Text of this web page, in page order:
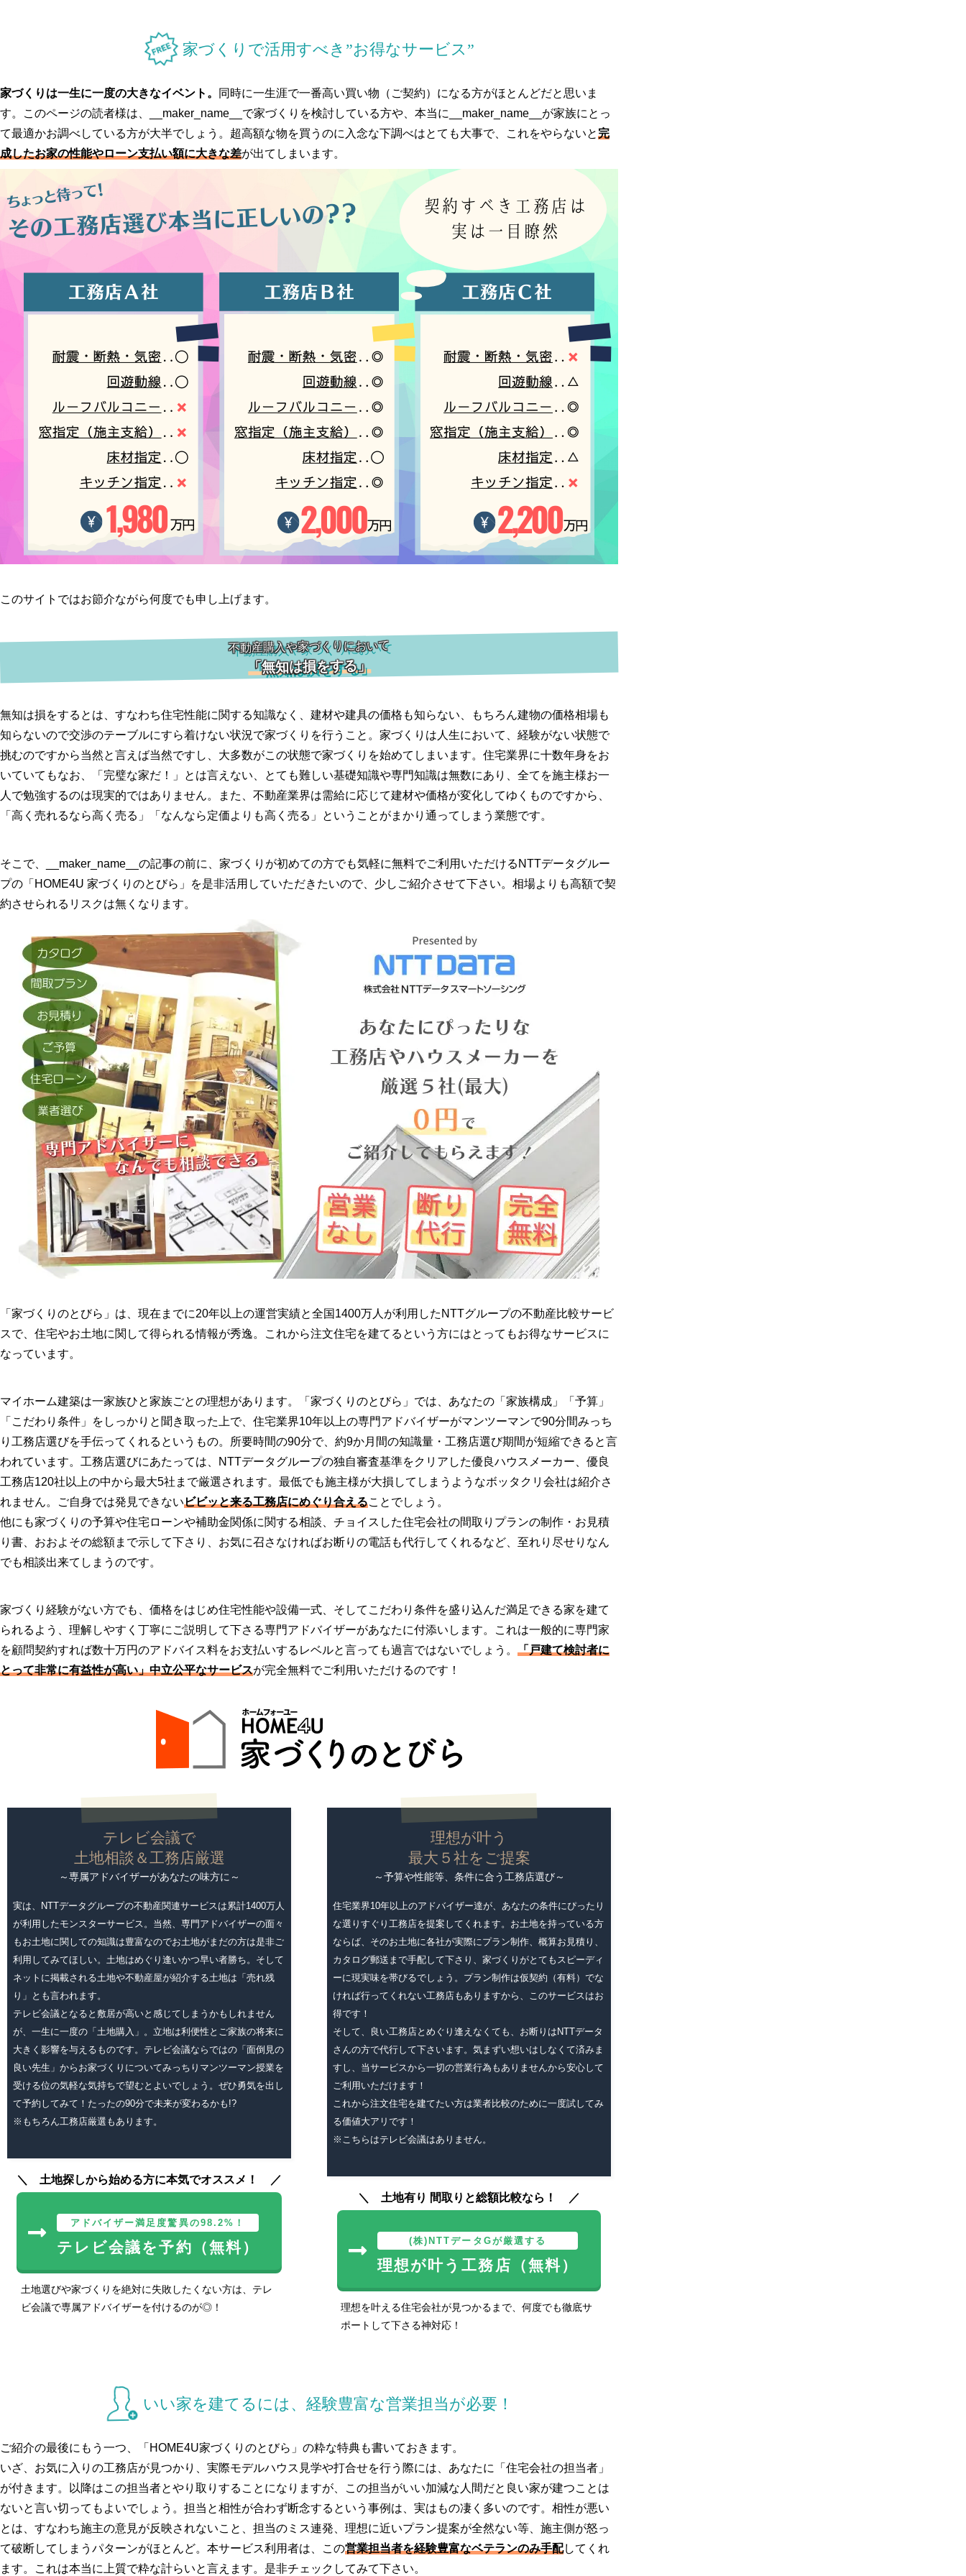
家づくりで活用すべき”お得なサービス”
家づくりは一生に一度の大きなイベント。
同時に一生涯で一番高い買い物（ご契約）になる方がほとんどだと思いま
す。このページの読者様は、__maker_name__で家づくりを検討している方や、本当に__maker_name__が家族にとっ
て最適かお調べしている方が大半でしょう。超高額な物を買うのに入念な下調べはとても大事で、これをやらないと完
成したお家の性能やローン支払い額に大きな差が出てしまいます。
このサイトではお節介ながら何度でも申し上げます。
不動産購入や家づくりにおいて
「無知は損をする」
無知は損をするとは、すなわち住宅性能に関する知識なく、建材や建具の価格も知らない、もちろん建物の価格相場も
知らないので交渉のテーブルにすら着けない状況で家づくりを行うこと。家づくりは人生において、経験がない状態で
挑むのですから当然と言えば当然ですし、大多数がこの状態で家づくりを始めてしまいます。住宅業界に十数年身をお
いていてもなお、「完璧な家だ！」とは言えない、とても難しい基礎知識や専門知識は無数にあり、全てを施主様お一
人で勉強するのは現実的ではありません。また、不動産業界は需給に応じて建材や価格が変化してゆくものですから、
「高く売れるなら高く売る」「なんなら定価よりも高く売る」ということがまかり通ってしまう業態です。
そこで、__maker_name__の記事の前に、家づくりが初めての方でも気軽に無料でご利用いただけるNTTデータグルー
プの「HOME4U 家づくりのとびら」を是非活用していただきたいので、少しご紹介させて下さい。相場よりも高額で契
約させられるリスクは無くなります。
「家づくりのとびら」は、現在までに20年以上の運営実績と全国1400万人が利用したNTTグループの不動産比較サービ
スで、住宅やお土地に関して得られる情報が秀逸。これから注文住宅を建てるという方にはとってもお得なサービスに
なっています。
マイホーム建築は一家族ひと家族ごとの理想があります。「家づくりのとびら」では、あなたの「家族構成」「予算」
「こだわり条件」をしっかりと聞き取った上で、住宅業界10年以上の専門アドバイザーがマンツーマンで90分間みっち
り工務店選びを手伝ってくれるというもの。所要時間の90分で、約9か月間の知識量・工務店選び期間が短縮できると言
われています。工務店選びにあたっては、NTTデータグループの独自審査基準をクリアした優良ハウスメーカー、優良
工務店120社以上の中から最大5社まで厳選されます。最低でも施主様が大損してしまうようなボッタクリ会社は紹介さ
れません。ご自身では発見できないビビッと来る工務店にめぐり合えることでしょう。
他にも家づくりの予算や住宅ローンや補助金関係に関する相談、チョイスした住宅会社の間取りプランの制作・お見積
り書、おおよその総額まで示して下さり、お気に召さなければお断りの電話も代行してくれるなど、至れり尽せりなん
でも相談出来てしまうのです。
家づくり経験がない方でも、価格をはじめ住宅性能や設備一式、そしてこだわり条件を盛り込んだ満足できる家を建て
られるよう、理解しやすく丁寧にご説明して下さる専門アドバイザーがあなたに付添いします。これは一般的に専門家
を顧問契約すれば数十万円のアドバイス料をお支払いするレベルと言っても過言ではないでしょう。 「戸建て検討者に
とって非常に有益性が高い」中立公平なサービスが完全無料でご利用いただけるのです！
テレビ会議で
土地相談＆工務店厳選
～専属アドバイザーがあなたの味方に～
実は、NTTデータグループの不動産関連サービスは累計1400万人
が利用したモンスターサービス。当然、専門アドバイザーの面々
もお土地に関しての知識は豊富なのでお土地がまだの方は是非ご
利用してみてほしい。土地はめぐり逢いかつ早い者勝ち。そして
ネットに掲載される土地や不動産屋が紹介する土地は「売れ残
り」とも言われます。
テレビ会議となると敷居が高いと感じてしまうかもしれません
が、一生に一度の「土地購入」。立地は利便性とご家族の将来に
大きく影響を与えるものです。テレビ会議ならではの「面倒見の
良い先生」からお家づくりについてみっちりマンツーマン授業を
受ける位の気軽な気持ちで望むとよいでしょう。ぜひ勇気を出し
て予約してみて！たったの90分で未来が変わるかも!?
※もちろん工務店厳選もあります。
土地探しから始める方に本気でオススメ！
アドバイザー満足度驚異の98.2%！
テレビ会議を予約（無料）
土地選びや家づくりを絶対に失敗したくない方は、テレ
ビ会議で専属アドバイザーを付けるのが◎！
理想が叶う
最大５社をご提案
～予算や性能等、条件に合う工務店選び～
住宅業界10年以上のアドバイザー達が、あなたの条件にぴったり
な選りすぐり工務店を提案してくれます。お土地を持っている方
ならば、そのお土地に各社が実際にプラン制作、概算お見積り、
カタログ郵送まで手配して下さり、家づくりがとてもスピーディ
ーに現実味を帯びるでしょう。プラン制作は仮契約（有料）でな
ければ行ってくれない工務店もありますから、このサービスはお
得です！
そして、良い工務店とめぐり逢えなくても、お断りはNTTデータ
さんの方で代行して下さいます。気まずい想いはしなくて済みま
すし、当サービスから一切の営業行為もありませんから安心して
ご利用いただけます！
これから注文住宅を建てたい方は業者比較のために一度試してみ
る価値大アリです！
※こちらはテレビ会議はありません。
土地有り 間取りと総額比較なら！
(株)NTTデータGが厳選する
理想が叶う工務店（無料）
理想を叶える住宅会社が見つかるまで、何度でも徹底サ
ポートして下さる神対応！
いい家を建てるには、経験豊富な営業担当が必要！
ご紹介の最後にもう一つ、「HOME4U家づくりのとびら」の粋な特典も書いておきます。
いざ、お気に入りの工務店が見つかり、実際モデルハウス見学や打合せを行う際には、あなたに「住宅会社の担当者」
が付きます。以降はこの担当者とやり取りすることになりますが、この担当がいい加減な人間だと良い家が建つことは
ないと言い切ってもよいでしょう。担当と相性が合わず断念するという事例は、実はもの凄く多いのです。相性が悪い
とは、すなわち施主の意見が反映されないこと、担当のミス連発、理想に近いプラン提案が全然ない等、施主側が怒っ
て破断してしまうパターンがほとんど。本サービス利用者は、この営業担当者を経験豊富なベテランのみ手配してくれ
ます。これは本当に上質で粋な計らいと言えます。是非チェックしてみて下さい。